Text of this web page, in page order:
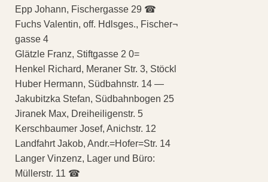
Epp Johann, Fischergasse 29 ☎
Fuchs Valentin, off. Hdlsges., Fischer¬
gasse 4
Glätzle Franz, Stiftgasse 2 0=
Henkel Richard, Meraner Str. 3, Stöckl
Huber Hermann, Südbahnstr. 14 —
Jakubitzka Stefan, Südbahnbogen 25
Jiranek Max, Dreiheiligenstr. 5
Kerschbaumer Josef, Anichstr. 12
Landfahrt Jakob, Andr.=Hofer=Str. 14
Langer Vinzenz, Lager und Büro:
Müllerstr. 11 ☎